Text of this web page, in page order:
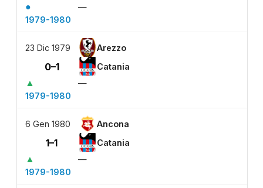
●
—
1979-1980
23 Dic 1979 Arezzo
0–1 Catania
▲
—
1979-1980
6 Gen 1980 Ancona
1–1 Catania
▲
—
1979-1980